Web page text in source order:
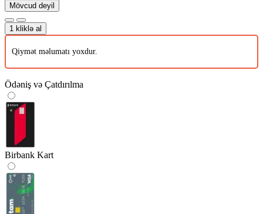
Mövcud deyil
1 kliklə al
Qiymət məlumatı yoxdur.
Ödəniş və Çatdırılma
Birbank Kart